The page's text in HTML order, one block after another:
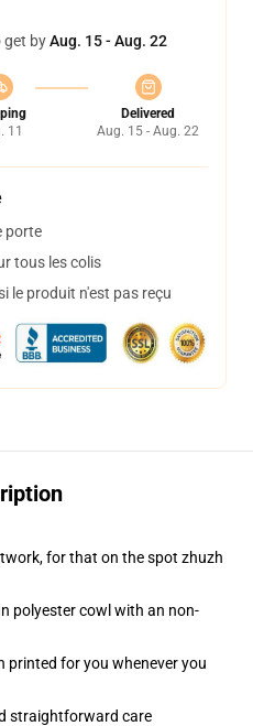
get byAug. 15 - Aug. 22
11
Delivered
Aug. 15 - Aug. 22
porte
tous les colis
le produit n'est pas reçu
for that on the spot zhuzh
polyester cowl with an non-
printed for you whenever you
straightforward care